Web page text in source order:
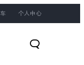
个人中心